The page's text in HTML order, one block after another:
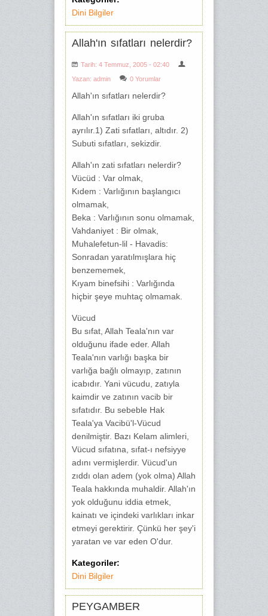
Dini Bilgiler
Allah'ın sıfatları nelerdir?
Tarih: 4 Temmuz, 2005 - 02:40
Yazan: admin 0 Yorumlar
Allah'ın sıfatları nelerdir?
Allah'ın sıfatları iki gruba
ayrılır.1) Zati sıfatları, altıdır. 2)
Subuti sıfatları, sekizdir.
Allah'ın zati sıfatları nelerdir?
Vücüd : Var olmak,
Kıdem : Varlığının başlangıcı
olmamak,
Beka : Varlığının sonu olmamak,
Vahdaniyet : Bir olmak,
Muhalefetun-lil - Havadis:
Sonradan yaratılmışlara hiç
benzememek,
Kıyam binefsihi : Varlığında
hiçbir şeye muhtaç olmamak.
Vücud
Bu sıfat, Allah Teala'nın var
olduğunu ifade eder. Allah
Teala'nın varlığı başka bir
varlığa bağlı olmayıp, zatının
icabıdır. Yani vücudu, zatıyla
kaimdir ve zatının vacib bir
sıfatıdır. Bu sebeble Hak
Teala'ya Vacibü'l-Vücud
denilmiştir. Bazı Kelam alimleri,
Vücud sıfatına, sıfat-ı nefsiyye
adını vermişlerdir. Vücud'un
zıddı olan adem (yok olma) Allah
Teala hakkında muhaldir. Allah'ın
yok olduğunu iddia etmek,
kainatı ve içindeki varlıkları inkar
etmeyi gerektirir. Çünkü her şey'i
yaratan ve var eden O'dur.
Kategoriler:
Dini Bilgiler
PEYGAMBER